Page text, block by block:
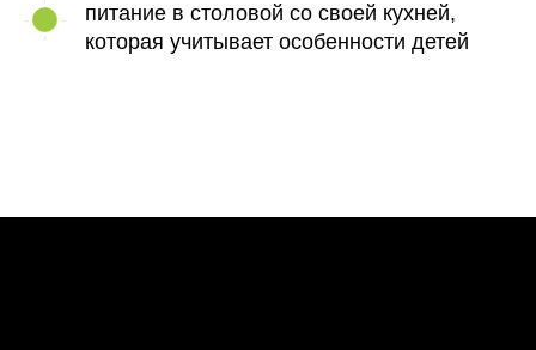
питание в столовой со своей кухней,
которая учитывает особенности детей